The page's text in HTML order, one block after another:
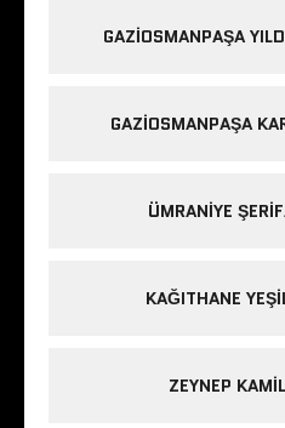
GAZIOSMANPAŞA
GAZIOSMANPAŞA
ÜMRANIYE
KAĞITHANE
ZEYNEP